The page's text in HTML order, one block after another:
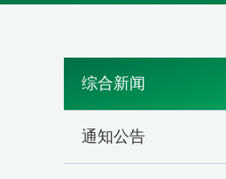
综合新闻
通知公告